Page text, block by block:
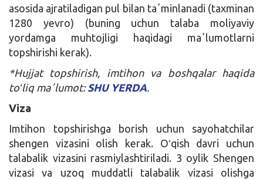
asosida ajratiladigan pul bilan taʼminlanadi (taxminan
1280 yevro) (buning uchun talaba moliyaviy
yordamga muhtojligi haqidagi maʼlumotlarni
topshirishi kerak).
*Hujjat topshirish, imtihon va boshqalar haqida
toʻliq maʼlumot:SHU YERDA
Viza
Imtihon topshirishga borish uchun sayohatchilar
shengen vizasini olish kerak. Oʻqish davri uchun
talabalik vizasini rasmiylashtiriladi. 3 oylik Shengen
vizasi va uzoq muddatli talabalik vizasi olishga